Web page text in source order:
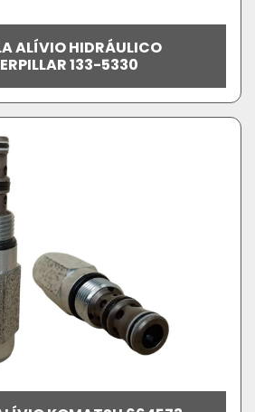
ALÍVIO HIDRÁULICO
133-5330